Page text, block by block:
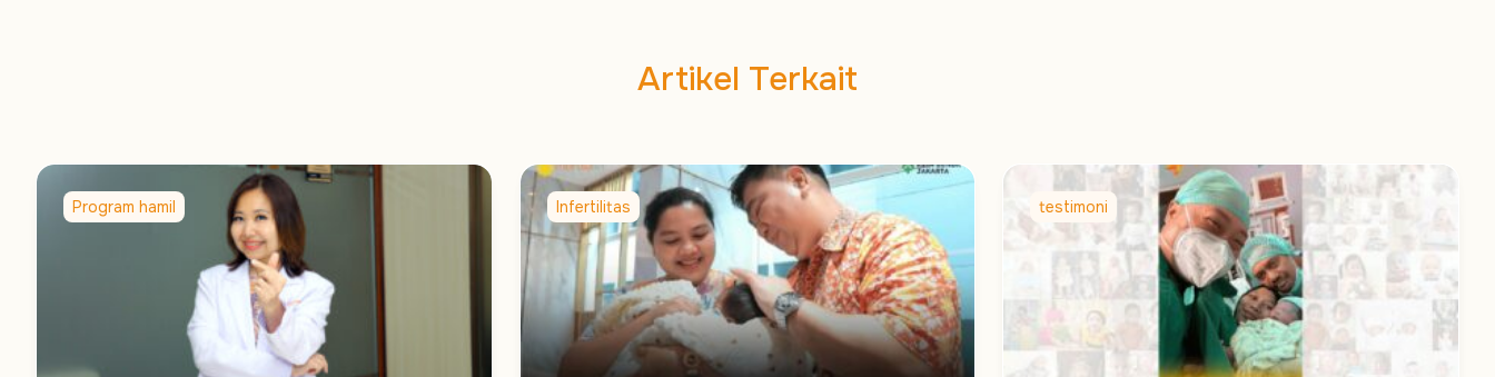
Artikel Terkait
Program hamil Infertilitas testimoni